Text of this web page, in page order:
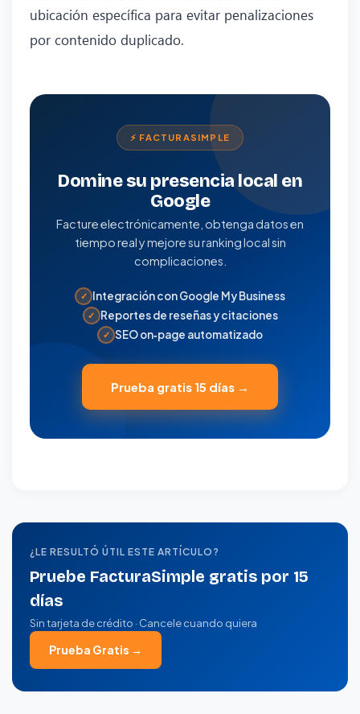
ubicación específica para evitar penalizaciones
por contenido duplicado.
⚡ FACTURASIMPLE
Domine su presencia local en
Google
Facture electrónicamente, obtenga datos en
tiempo real y mejore su ranking local sin
complicaciones.
✓ Integración con Google My Business
✓ Reportes de reseñas y citaciones
✓ SEO on‑page automatizado
Prueba gratis 15 días →
¿LE RESULTÓ ÚTIL ESTE ARTÍCULO?
Pruebe FacturaSimple gratis por 15
días
Sin tarjeta de crédito · Cancele cuando quiera
Prueba Gratis →